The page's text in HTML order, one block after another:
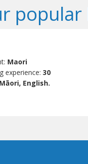
popular
Maori
experience:30
English.